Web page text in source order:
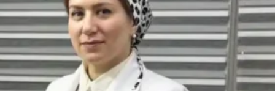
🫀اکوکاردیوگرافی
📈اکو M-Mode
📸اکو دو بعدی
🌐اکو سه بعدی
📽️اکو چهاربعدی
🏃‍♀️استرس اکو